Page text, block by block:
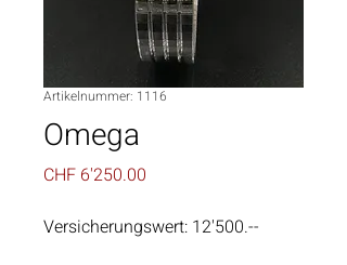
Artikelnummer: 1116
Omega
CHF 6'250.00
Versicherungswert: 12'500.--